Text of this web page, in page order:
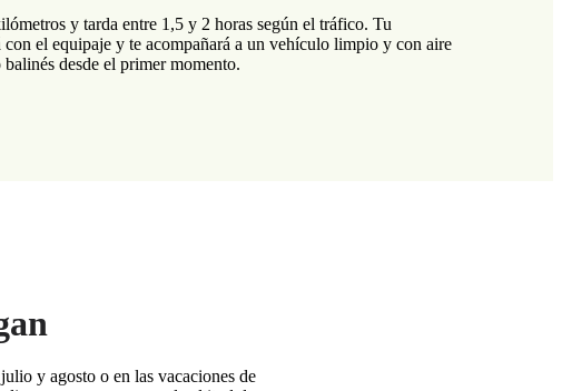
y tarda entre 1,5 y 2 horas según el tráfico. Tu
el equipaje y te acompañará a un vehículo limpio y con aire
desde el primer momento.
y agosto o en las vacaciones de